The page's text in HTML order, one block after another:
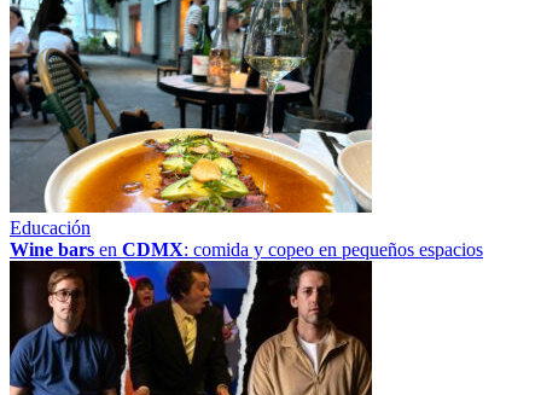
Educación
Wine bars en CDMX: comida y copeo en pequeños espacios